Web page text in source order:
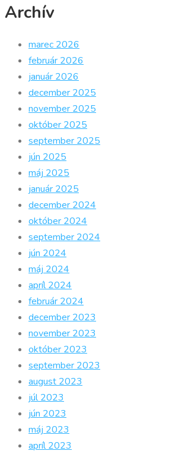
Archív
marec 2026
február 2026
január 2026
december 2025
november 2025
október 2025
september 2025
jún 2025
máj 2025
január 2025
december 2024
október 2024
september 2024
jún 2024
máj 2024
apríl 2024
február 2024
december 2023
november 2023
október 2023
september 2023
august 2023
júl 2023
jún 2023
máj 2023
apríl 2023